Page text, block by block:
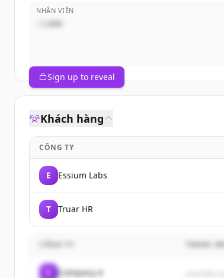
NHÂN VIÊN
~1,000
Sign up to reveal
Khách hàng
CÔNG TY
E Essium Labs
T Truar HR
TRANG
Company A